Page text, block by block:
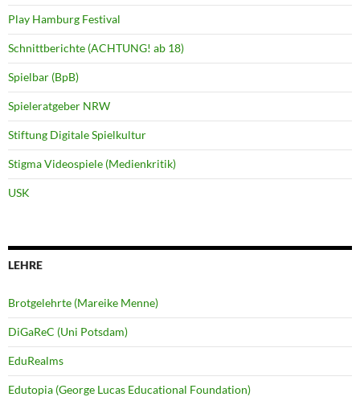
Play Hamburg Festival
Schnittberichte (ACHTUNG! ab 18)
Spielbar (BpB)
Spieleratgeber NRW
Stiftung Digitale Spielkultur
Stigma Videospiele (Medienkritik)
USK
LEHRE
Brotgelehrte (Mareike Menne)
DiGaReC (Uni Potsdam)
EduRealms
Edutopia (George Lucas Educational Foundation)